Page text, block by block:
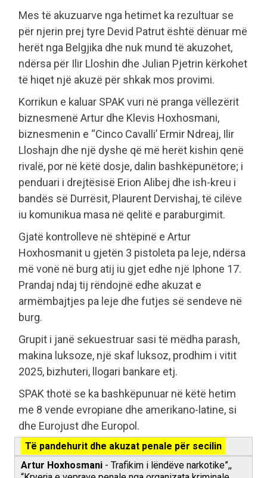
Mes të akuzuarve nga hetimet ka rezultuar se
për njerin prej tyre Devid Patrut është dënuar më
herët nga Belgjika dhe nuk mund të akuzohet,
ndërsa për Ilir Lloshin dhe Julian Pjetrin kërkohet
të hiqet një akuzë për shkak mos provimi.
Korrikun e kaluar SPAK vuri në pranga vëllezërit
biznesmenë Artur dhe Klevis Hoxhosmani,
biznesmenin e “Cinco Cavalli’ Ermir Ndreaj, Ilir
Lloshajn dhe një dyshe që më herët kishin qenë
rivalë, por në këtë dosje, dalin bashkëpunëtore; i
penduari i drejtësisë Erion Alibej dhe ish-kreu i
bandës së Durrësit, Plaurent Dervishaj, të cilëve
iu komunikua masa në qelitë e paraburgimit.
Gjatë kontrolleve në shtëpinë e Artur
Hoxhosmanit u gjetën 3 pistoleta pa leje, ndërsa
më vonë në burg atij iu gjet edhe një Iphone 17.
Prandaj ndaj tij rëndojnë edhe akuzat e
armëmbajtjes pa leje dhe futjes së sendeve në
burg.
Grupit i janë sekuestruar sasi të mëdha parash,
makina luksoze, një skaf luksoz, prodhim i vitit
2025, bizhuteri, llogari bankare etj.
SPAK thotë se ka bashkëpunuar në këtë hetim
me 8 vende evropiane dhe amerikano-latine, si
dhe Eurojust dhe Europol.
Të pandehurit dhe akuzat penale për secilin
Artur Hoxhosmani - Trafikim i lëndëve narkotike”,,